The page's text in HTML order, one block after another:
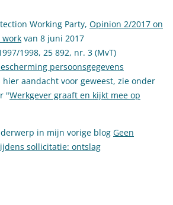
Working Party, Opinion 2/2017 on
work van 8 juni 2017
1998, 25 892, nr. 3 (MvT)
persoonsgegevens
aandacht voor geweest, zie onder
"Werkgever graaft en kijkt mee op
in mijn vorige blog Geen
sollicitatie: ontslag